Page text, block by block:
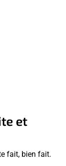
et
fait, bien fait.